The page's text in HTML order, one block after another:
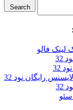
Search
لینک فالو
32
32
رایگان نود 32
32
سئو